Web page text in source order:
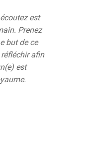
est
Prenez
but de ce
afin
est